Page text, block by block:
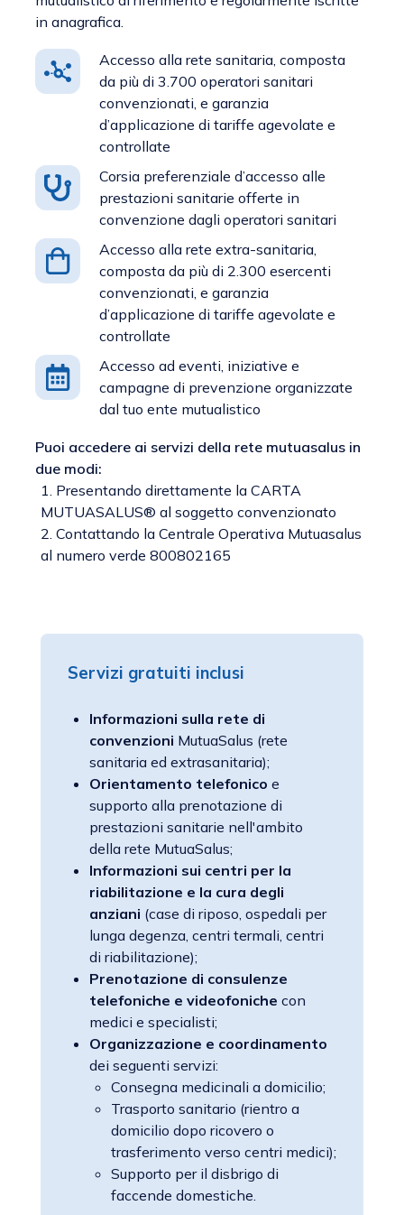
in anagrafica.
Accesso alla rete sanitaria, composta
da più di 3.700 operatori sanitari
convenzionati, e garanzia
d’applicazione di tariffe agevolate e
controllate
Corsia preferenziale d’accesso alle
prestazioni sanitarie offerte in
convenzione dagli operatori sanitari
Accesso alla rete extra-sanitaria,
composta da più di 2.300 esercenti
convenzionati, e garanzia
d’applicazione di tariffe agevolate e
controllate
Accesso ad eventi, iniziative e
campagne di prevenzione organizzate
dal tuo ente mutualistico
Puoi accedere ai servizi della rete mutuasalus in
due modi:
1. Presentando direttamente la CARTA
MUTUASALUS® al soggetto convenzionato
2. Contattando la Centrale Operativa Mutuasalus
al numero verde 800802165
Servizi gratuiti inclusi
Informazioni sulla rete di
convenzioni MutuaSalus (rete
sanitaria ed extrasanitaria);
Orientamento telefonico e
supporto alla prenotazione di
prestazioni sanitarie nell'ambito
della rete MutuaSalus;
Informazioni sui centri per la
riabilitazione e la cura degli
anziani (case di riposo, ospedali per
lunga degenza, centri termali, centri
di riabilitazione);
Prenotazione di consulenze
telefoniche e videofoniche con
medici e specialisti;
Organizzazione e coordinamento
dei seguenti servizi:
Consegna medicinali a domicilio;
Trasporto sanitario (rientro a
domicilio dopo ricovero o
trasferimento verso centri medici);
Supporto per il disbrigo di
faccende domestiche.